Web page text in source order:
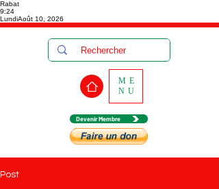
Rabat
9:24
LundiAoût 10, 2026
Devenir Membre
ME
NU
Post